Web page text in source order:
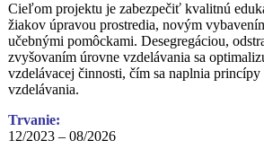
Cieľom projektu je zabezpečiť kvalitnú
žiakov úpravou prostredia, novým
učebnými pomôckami. Desegregáciou,
zvyšovaním úrovne vzdelávania sa
vzdelávacej činnosti, čím sa naplnia
vzdelávania.
Trvanie:
12/2023 – 08/2026